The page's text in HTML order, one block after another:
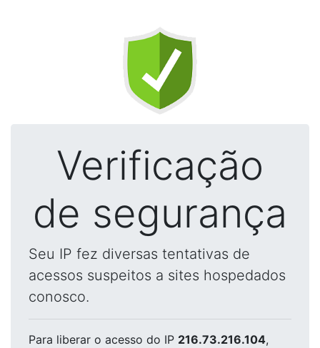
Verificação
de segurança
Seu IP fez diversas tentativas de
acessos suspeitos a sites hospedados
conosco.
Para liberar o acesso do IP 216.73.216.104,